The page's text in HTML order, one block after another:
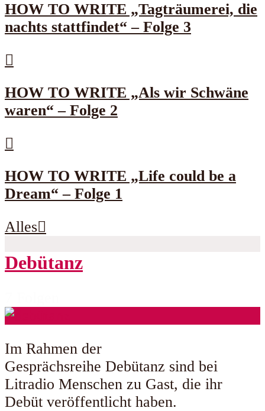
HOW TO WRITE „Tagträumerei, die
nachts stattfindet“ – Folge 3
HOW TO WRITE „Als wir Schwäne
waren“ – Folge 2
HOW TO WRITE „Life could be a
Dream“ – Folge 1
Alles
Debütanz
Im Rahmen der
Gesprächsreihe Debütanz sind bei
Litradio Menschen zu Gast, die ihr
Debüt veröffentlicht haben.